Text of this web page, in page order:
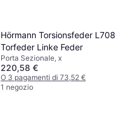
Hörmann Torsionsfeder L708
Torfeder Linke Feder
Porta Sezionale, x
220,58 €
O 3 pagamenti di 73,52 €
1 negozio